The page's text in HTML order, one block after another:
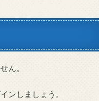
ん。
ンしましょう。